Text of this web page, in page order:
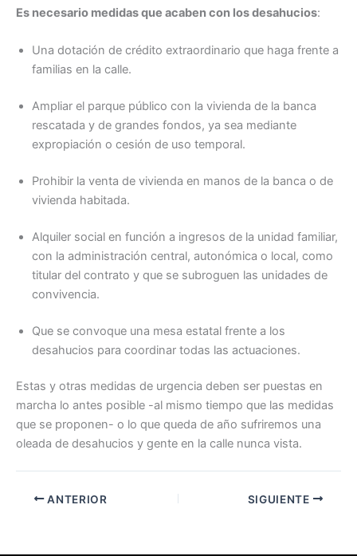
Es necesario medidas que acaben con los desahucios:
Una dotación de crédito extraordinario que haga frente a
familias en la calle.
Ampliar el parque público con la vivienda de la banca
rescatada y de grandes fondos, ya sea mediante
expropiación o cesión de uso temporal.
Prohibir la venta de vivienda en manos de la banca o de
vivienda habitada.
Alquiler social en función a ingresos de la unidad familiar,
con la administración central, autonómica o local, como
titular del contrato y que se subroguen las unidades de
convivencia.
Que se convoque una mesa estatal frente a los
desahucios para coordinar todas las actuaciones.
Estas y otras medidas de urgencia deben ser puestas en
marcha lo antes posible -al mismo tiempo que las medidas
que se proponen- o lo que queda de año sufriremos una
oleada de desahucios y gente en la calle nunca vista.
ANTERIOR SIGUIENTE